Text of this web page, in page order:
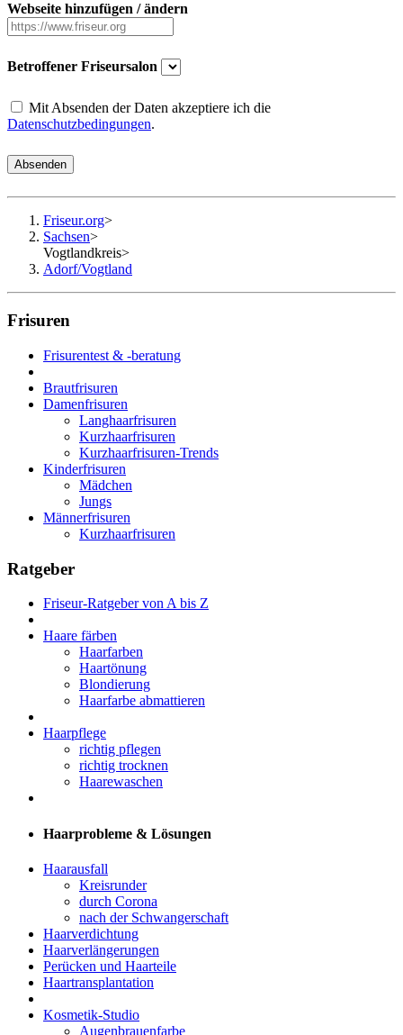
Webseite hinzufügen / ändern
Betroffener Friseursalon
Mit Absenden der Daten akzeptiere ich die
Datenschutzbedingungen.
Absenden
Friseur.org>
Sachsen>
Vogtlandkreis>
Adorf/Vogtland
Frisuren
Frisurentest & -beratung
Brautfrisuren
Damenfrisuren
Langhaarfrisuren
Kurzhaarfrisuren
Kurzhaarfrisuren-Trends
Kinderfrisuren
Mädchen
Jungs
Männerfrisuren
Kurzhaarfrisuren
Ratgeber
Friseur-Ratgeber von A bis Z
Haare färben
Haarfarben
Haartönung
Blondierung
Haarfarbe abmattieren
Haarpflege
richtig pflegen
richtig trocknen
Haarewaschen
Haarprobleme & Lösungen
Haarausfall
Kreisrunder
durch Corona
nach der Schwangerschaft
Haarverdichtung
Haarverlängerungen
Perücken und Haarteile
Haartransplantation
Kosmetik-Studio
Augenbrauenfarbe